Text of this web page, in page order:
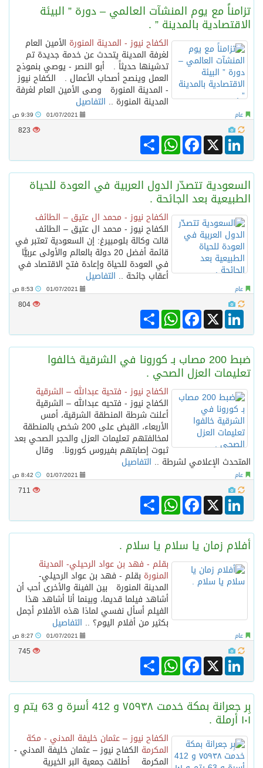
تزامناً مع يوم المنشآت العالمي – دورة ” البيئة
الاقتصادية بالمدينة ” .
الكفاح نيوز - المدينة المنورة الأمين العام
لغرفة المدينة يتحدث عن خدمة جديدة تم
تدشينها حديثاً . أبو النصر - يوصي بنموذج
العمل وينصح أصحاب الأعمال . الكفاح نيوز
- المدينة المنورة وصى الأمين العام لغرفة
المدينة المنورة .. التفاصيل
عام 01/07/2021
823
Share
WhatsAppFacebook X
LinkedIn
السعودية تتصدّر الدول العربية في العودة للحياة
الطبيعية بعد الجائحة .
الكفاح نيوز - محمد ال عتيق – الطائف
الكفاح نيوز - محمد ال عتيق – الطائف
قالت وكالة بلومبيرغ: إن السعودية تعتبر في
قائمة أفضل 20 دولة بالعالم والأولى عربيًّا
في العودة للحياة وإعادة فتح الاقتصاد في
أعقاب جائحة .. التفاصيل
عام 01/07/2021
804
Share
WhatsAppFacebook X
LinkedIn
ضبط 200 مصاب بـ كورونا في الشرقية خالفوا
تعليمات العزل الصحي .
الكفاح نيوز - فتحية عبدالله – الشرقية
الكفاح نيوز - فتحيه عبدالله – الشرقية
أعلنت شرطة المنطقة الشرقية، أمس
الأربعاء، القبض على 200 شخص بالمنطقة
لمخالفتهم تعليمات العزل والحجر الصحي بعد
ثبوت إصابتهم بفيروس كورونا. وقال
المتحدث الإعلامي لشرطة .. التفاصيل
عام 01/07/2021
711
Share
WhatsAppFacebook X
LinkedIn
أفلام زمان يا سلام يا سلام .
بقلم - فهد بن عواد الرحيلي- المدينة
المنورة بقلم - فهد بن عواد الرحيلي-
المدينة المنورة بين الفينة والأخرى أحب أن
أشاهد فيلما قديما، وبينما أنا أشاهد هذا
الفيلم أسأل نفسي لماذا هذه الأفلام أجمل
بكثير من أفلام اليوم؟ .. التفاصيل
عام 01/07/2021
745
Share
WhatsAppFacebook X
LinkedIn
بِر جعرانة بمكة خدمت ٧٥٩٣٨ و 412 أسرة و 63 يتم و
١٠١ أرملة .
الكفاح نيوز – عثمان خليفة المدني - مكة
المكرمة الكفاح نيوز – عثمان خليفة المدني -
المكرمة أطلقت جمعية البر الخيرية